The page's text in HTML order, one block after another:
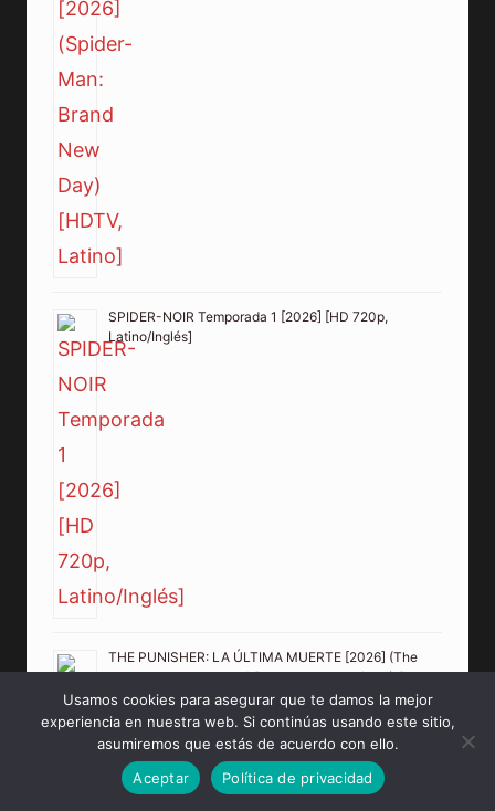
SPIDER-NOIR Temporada 1 [2026] [HD 720p,
Latino/Inglés]
THE PUNISHER: LA ÚLTIMA MUERTE [2026] (The
Punisher: One Last Kill) [HD 720p, Latino/Inglés]
Usamos cookies para asegurar que te damos la mejor
experiencia en nuestra web. Si continúas usando este sitio,
asumiremos que estás de acuerdo con ello.
Aceptar
Política de privacidad